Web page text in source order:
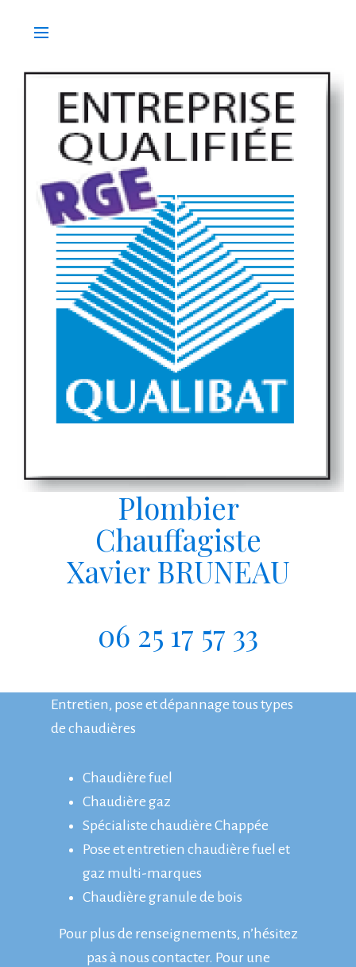
Plombier
Chauffagiste
Xavier BRUNEAU
06 25 17 57 33
Entretien, pose et dépannage tous types
de chaudières
Chaudière fuel
Chaudière gaz
Spécialiste chaudière Chappée
Pose et entretien chaudière fuel et
gaz multi-marques
Chaudière granule de bois
Pour plus de renseignements, n’hésitez
pas à nous contacter. Pour une